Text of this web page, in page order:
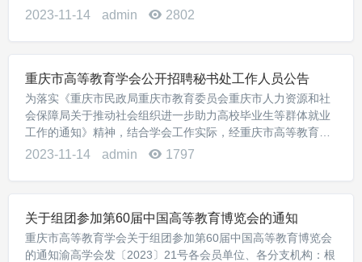
2023 年未来设计师·全国艺术设计教师教学创新大赛重庆分赛
2023-11-14 admin 2802
重庆市高等教育学会公开招聘秘书处工作人员公告
为落实《重庆市民政局重庆市教育委员会重庆市人力资源和社
会保障局关于推动社会组织进一步助力高校毕业生等群体就业
工作的通知》精神，结合学会工作实际，经重庆市高等教育学
会理事会研究决定，以劳务派遣方式公开招聘秘书处工作人
2023-11-14 admin 1797
关于组团参加第60届中国高等教育博览会的通知
重庆市高等教育学会关于组团参加第60届中国高等教育博览会
的通知渝高学会发〔2023〕21号各会员单位、各分支机构：根